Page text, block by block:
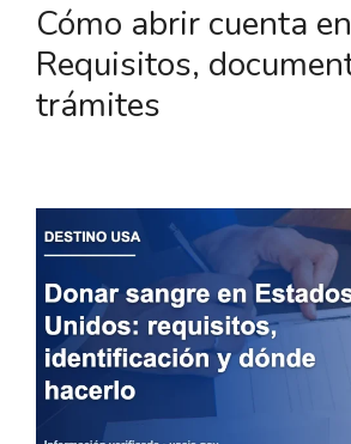
Cómo abrir cuenta
Requisitos,
trámites